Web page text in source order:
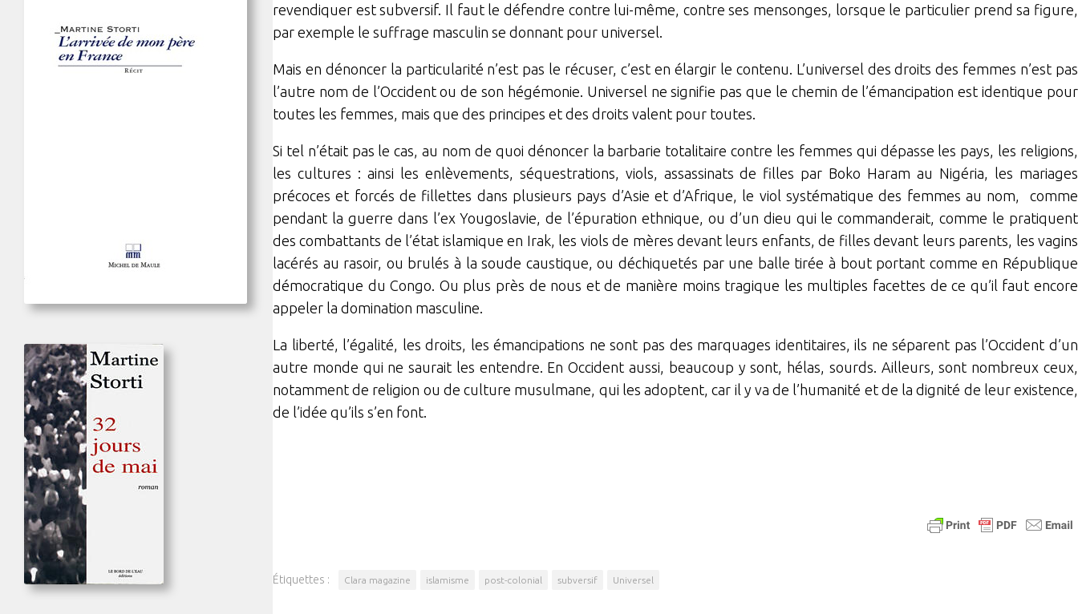
revendiquer est subversif. Il faut le défendre contre lui-même, contre ses mensonges, lorsque le particulier prend sa figure,
par exemple le suffrage masculin se donnant pour universel.
Mais en dénoncer la particularité n’est pas le récuser, c’est en élargir le contenu. L’universel des droits des femmes n’est pas
l’autre nom de l’Occident ou de son hégémonie. Universel ne signifie pas que le chemin de l’émancipation est identique pour
toutes les femmes, mais que des principes et des droits valent pour toutes.
Si tel n’était pas le cas, au nom de quoi dénoncer la barbarie totalitaire contre les femmes qui dépasse les pays, les religions,
les cultures : ainsi les enlèvements, séquestrations, viols, assassinats de filles par Boko Haram au Nigéria, les mariages
précoces et forcés de fillettes dans plusieurs pays d’Asie et d’Afrique, le viol systématique des femmes au nom, comme
pendant la guerre dans l’ex Yougoslavie, de l’épuration ethnique, ou d’un dieu qui le commanderait, comme le pratiquent
des combattants de l’état islamique en Irak, les viols de mères devant leurs enfants, de filles devant leurs parents, les vagins
lacérés au rasoir, ou brulés à la soude caustique, ou déchiquetés par une balle tirée à bout portant comme en République
démocratique du Congo. Ou plus près de nous et de manière moins tragique les multiples facettes de ce qu’il faut encore
appeler la domination masculine.
La liberté, l’égalité, les droits, les émancipations ne sont pas des marquages identitaires, ils ne séparent pas l’Occident d’un
autre monde qui ne saurait les entendre. En Occident aussi, beaucoup y sont, hélas, sourds. Ailleurs, sont nombreux ceux,
notamment de religion ou de culture musulmane, qui les adoptent, car il y va de l’humanité et de la dignité de leur existence,
de l’idée qu’ils s’en font.
Étiquettes : Clara magazine islamisme post-colonial subversif Universel